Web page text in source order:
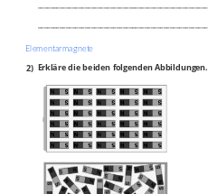
Elementarmagnete
2) Erkläre die beiden folgenden Abbildungen.